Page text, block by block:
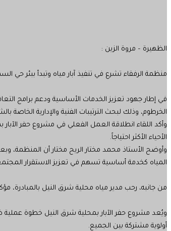
الظهيرة – مروة الزين :
منظمة الرفقاء تشرع في تنفيذ آبار مياه وتبدأ ببئر حي
في إطار جهود تعزيز الخدمات الأساسية ودعم برامج
الخرطوم، وذلك لبحث الترتيبات الفنية والإدارية الخاصة
وأكد اللقاء انطلاقة العمل الفعلي في مشروع حفر
الأحياء الأكثر احتياجاً.
وأوضح الأستاذ محمد مختار الريح مختار أن المنظمة، وبعد
المياه كخدمة أساسية تسهم في تعزيز الاستقرار
من جانبه، رحب مدير مياه محلية شرق النيل بالمبادرة،
ويُعد مشروع حفر الآبار بمحلية شرق النيل خطوة
أولوية مشتركة بين الجميع.